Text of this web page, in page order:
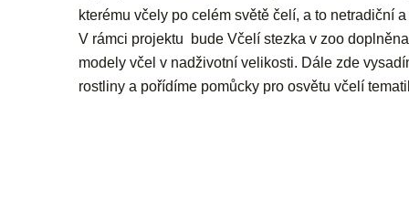
kterému včely po celém světě čelí, a to netradiční
V rámci projektu bude Včelí stezka v zoo
modely včel v nadživotní velikosti. Dále zde
rostliny a pořídíme pomůcky pro osvětu včelí